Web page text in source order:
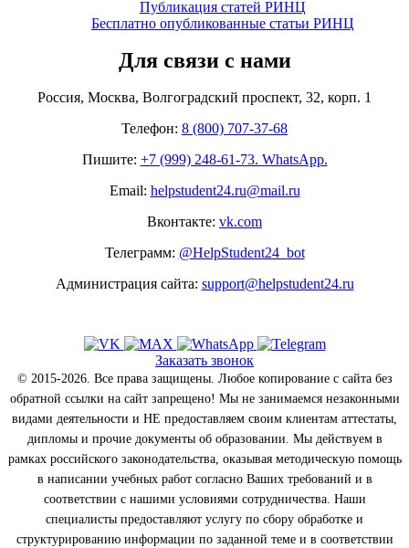
Публикация статей РИНЦ
Бесплатно опубликованные статьи РИНЦ
Для связи с нами
Россия, Москва, Волгоградский проспект, 32, корп. 1
Телефон: 8 (800) 707-37-68
Пишите: +7 (999) 248-61-73. WhatsApp.
Email: helpstudent24.ru@mail.ru
Вконтакте: vk.com
Телеграмм: @HelpStudent24_bot
Администрация сайта: support@helpstudent24.ru
Заказать звонок
© 2015-2026. Все права защищены. Любое копирование с сайта без
обратной ссылки на сайт запрещено! Мы не занимаемся незаконными
видами деятельности и НЕ предоставляем своим клиентам аттестаты,
дипломы и прочие документы об образовании. Мы действуем в
рамках российского законодательства, оказывая методическую помощь
в написании учебных работ согласно Ваших требований и в
соответствии с нашими условиями сотрудничества. Наши
специалисты предоставляют услугу по сбору обработке и
структурированию информации по заданной теме и в соответствии